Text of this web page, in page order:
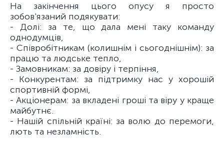
На закінчення цього опусу я просто
зобов'язаний подякувати:
- Долі: за те, що дала мені таку команду
однодумців,
- Співробітникам (колишнім і сьогоднішнім): за
працю та людське тепло,
- Замовникам: за довіру і терпіння,
- Конкурентам: за підтримку нас у хорошій
спортивній формі,
- Акціонерам: за вкладені гроші та віру у краще
майбутнє.
- Нашій спільній країні: за волю до перемоги,
лють та незламність.